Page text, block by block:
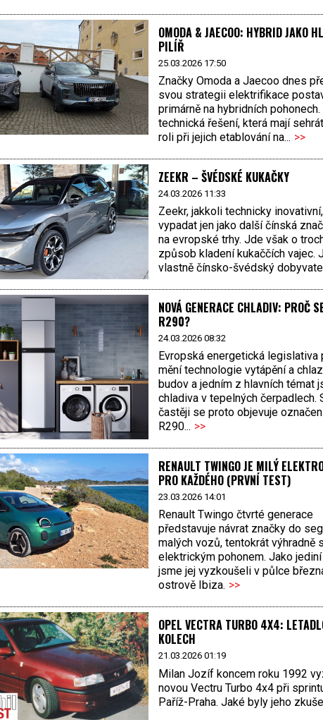
OMODA & JAECOO: HYBRID JAKO
PILÍŘ
25.03.2026 17:50
Značky Omoda a Jaecoo dnes
svou strategii elektrifikace
primárně na hybridních
technická řešení, která mají
roli při jejich etablování na... >>
ZEEKR – ŠVÉDSKÉ KUKAČKY
24.03.2026 11:33
Zeekr, jakkoli technicky
vypadat jen jako další čínská
na evropské trhy. Jde však o
způsob kladení kukaččích vajec.
vlastně čínsko-švédský
NOVÁ GENERACE CHLADIV: PROČ
R290?
24.03.2026 08:32
Evropská energetická legislativa
mění technologie vytápění a
budov a jedním z hlavních témat
chladiva v tepelných čerpadlech.
častěji se proto objevuje
R290... >>
RENAULT TWINGO JE MILÝ
PRO KAŽDÉHO (PRVNÍ TEST)
23.03.2026 14:01
Renault Twingo čtvrté generace
představuje návrat značky do
malých vozů, tentokrát výhradně s
elektrickým pohonem. Jako jediní
jsme jej vyzkoušeli v půlce
ostrově Ibiza. >>
OPEL VECTRA TURBO 4X4:
KOLECH
21.03.2026 01:19
Milan Jozíf koncem roku 1992
novou Vectru Turbo 4x4 při
Paříž-Praha. Jaké byly jeho